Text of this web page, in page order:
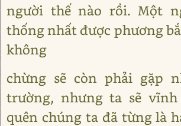
người thế nào rồi. Một
thống nhất được phương
không
chừng sẽ còn phải gặp
trường, nhưng ta sẽ
quên chúng ta đã từng là